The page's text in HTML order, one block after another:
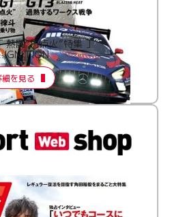
熱闘“再点火”特集 ］
細を見る